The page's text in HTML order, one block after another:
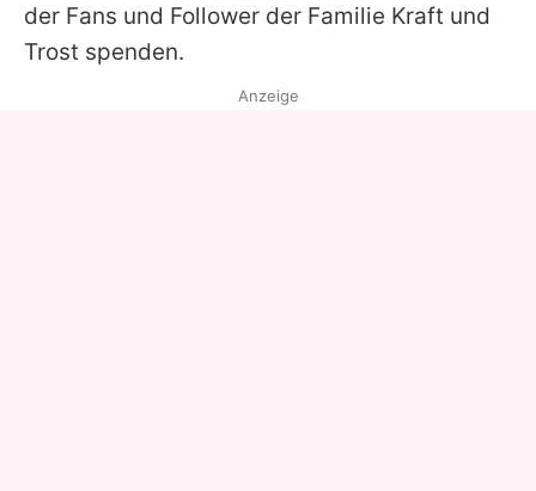
der Fans und Follower der Familie Kraft und
Trost spenden.
Anzeige